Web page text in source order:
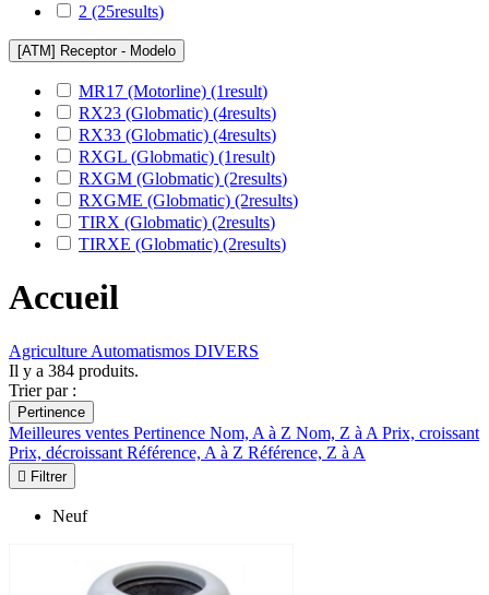
2 (25results)
[ATM] Receptor - Modelo
MR17 (Motorline) (1result)
RX23 (Globmatic) (4results)
RX33 (Globmatic) (4results)
RXGL (Globmatic) (1result)
RXGM (Globmatic) (2results)
RXGME (Globmatic) (2results)
TIRX (Globmatic) (2results)
TIRXE (Globmatic) (2results)
Accueil
Agriculture Automatismos DIVERS
Il y a 384 produits.
Trier par :
Pertinence
Meilleures ventes Pertinence Nom, A à Z Nom, Z à A Prix, croissant
Prix, décroissant Référence, A à Z Référence, Z à A
 Filtrer
Neuf